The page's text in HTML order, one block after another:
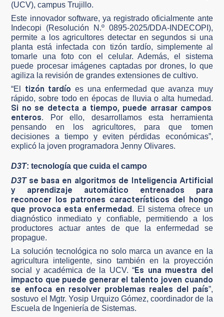
(UCV), campus Trujillo.
Este innovador software, ya registrado oficialmente ante
Indecopi (Resolución N.º 0895-2025/DDA-INDECOPI),
permite a los agricultores detectar en segundos si una
planta está infectada con tizón tardío, simplemente al
tomarle una foto con el celular. Además, el sistema
puede procesar imágenes captadas por drones, lo que
agiliza la revisión de grandes extensiones de cultivo.
“El
tizón tardío es una enfermedad que avanza muy
rápido, sobre todo en épocas de lluvia o alta humedad.
Si no se detecta a tiempo, puede arrasar campos
enteros. Por ello, desarrollamos esta herramienta
pensando en los agricultores, para que tomen
decisiones a tiempo y eviten pérdidas económicas”,
explicó la joven programadora Jenny Olivares.
D3T: tecnología que cuida el campo
D3Tse basa en algoritmos de Inteligencia Artificial
y aprendizaje automático entrenados para
reconocer los patrones característicos del hongo
que provoca esta enfermedad. El sistema ofrece un
diagnóstico inmediato y confiable, permitiendo a los
productores actuar antes de que la enfermedad se
propague.
La solución tecnológica no solo marca un avance en la
agricultura inteligente, sino también en la proyección
social y académica de la UCV. “Es una muestra del
impacto que puede generar el talento joven cuando
se enfoca en resolver problemas reales del país”,
sostuvo el Mgtr. Yosip Urquizo Gómez, coordinador de la
Escuela de Ingeniería de Sistemas.